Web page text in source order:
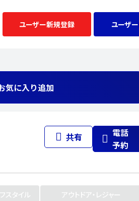
ユーザー新規登録 ユーザー
気に入り追加
共有
電話
予約
スタイル
アウトドア・レジャー